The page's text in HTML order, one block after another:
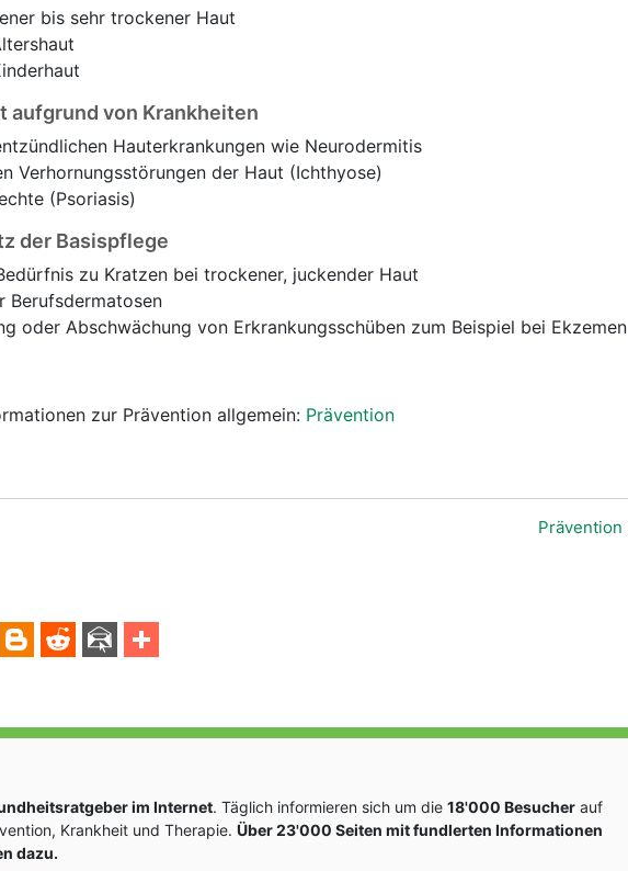
bis sehr trockener Haut
aufgrund von Krankheiten
Hauterkrankungen wie Neurodermitis
Verhornungsstörungen der Haut (Ichthyose)
(Psoriasis)
der Basispflege
zu Kratzen bei trockener, juckender Haut
Berufsdermatosen
oder Abschwächung von Erkrankungsschüben zum Beispiel bei Ekzemen
zur Prävention allgemein: Prävention
Prävention
im Internet. Täglich informieren sich um die 18'000 Besucher auf
Krankheit und Therapie. Über 23'000 Seiten mit fundlerten Informationen
dazu.